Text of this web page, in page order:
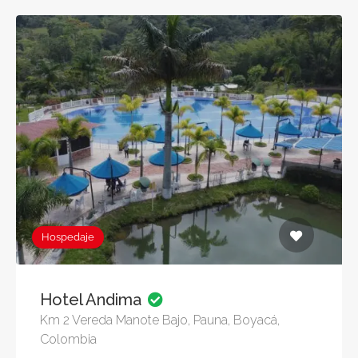
Hospedaje
Hotel Andima
Km 2 Vereda Manote Bajo, Pauna, Boyacá,
Colombia